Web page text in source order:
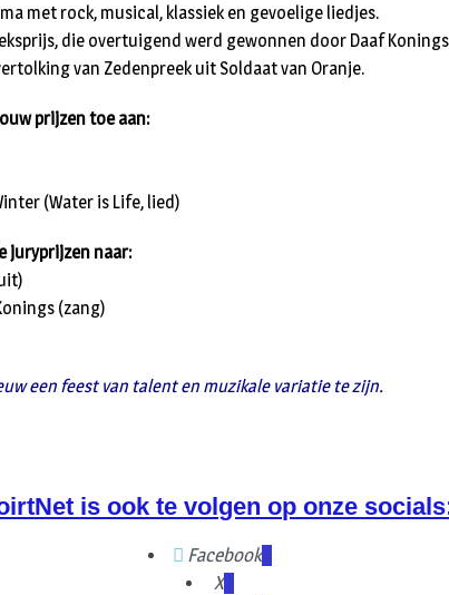
met rock, musical, klassiek en gevoelige liedjes.
die overtuigend werd gewonnen door Daaf
van Zedenpreek uit Soldaat van Oranje.
prijzen toe aan:
(Water is Life, lied)
juryprijzen naar:
(zang)
een feest van talent en muzikale variatie te zijn.
is ook te volgen op onze
Facebook
X